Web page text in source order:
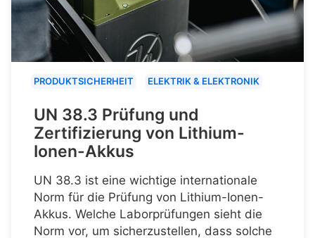
PRODUKTSICHERHEIT ELEKTRIK & ELEKTRONIK
UN 38.3 Prüfung und
Zertifizierung von Lithium-
Ionen-Akkus
UN 38.3 ist eine wichtige internationale
Norm für die Prüfung von Lithium-Ionen-
Akkus. Welche Laborprüfungen sieht die
Norm vor, um sicherzustellen, dass solche